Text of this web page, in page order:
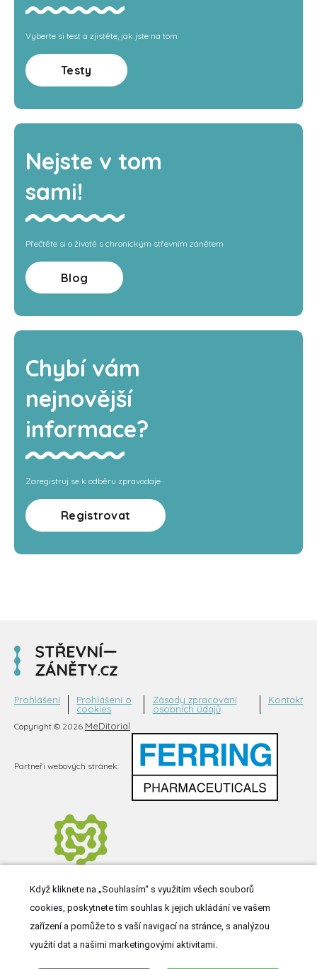
Vyberte si test a zjistěte, jak jste na tom
Testy
Nejste v tom
sami!
Přečtěte si o životě s chronickým střevním zánětem
Blog
Chybí vám
nejnovější
informace?
Zaregistruj se k odběru zpravodaje
Registrovat
Copyright © 2026 MeDitorial
Prohlášení
Prohlášení o
cookies
Zásady zpracování
osobních údajů
Kontakt
Partneři webových stránek:
Když kliknete na „Souhlasím“ s využitím všech souborů
cookies, poskytnete tím souhlas k jejich ukládání ve vašem
zařízení a pomůže to s vaší navigací na stránce, s analýzou
využití dat a našimi marketingovými aktivitami.